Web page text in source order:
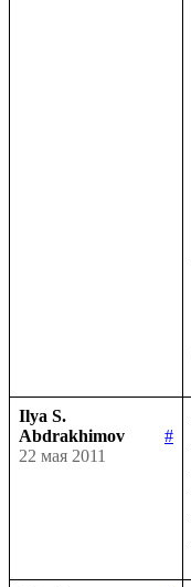
Ilya S.
Abdrakhimov
#
22 мая 2011